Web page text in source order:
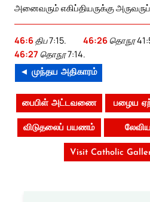
அனைவரும் எகிப்தியருக்கு
46:6திப 7:15. 46:26 தொநூ
46:27 தொநூ 7:14.
◄ முந்தய அதிகாரம்
பைபிள் அட்டவணை பழைய
விடுதலைப் பயணம்
Visit Catholic